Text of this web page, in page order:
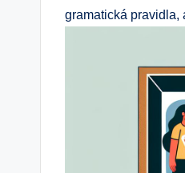
gramatická pravidla,